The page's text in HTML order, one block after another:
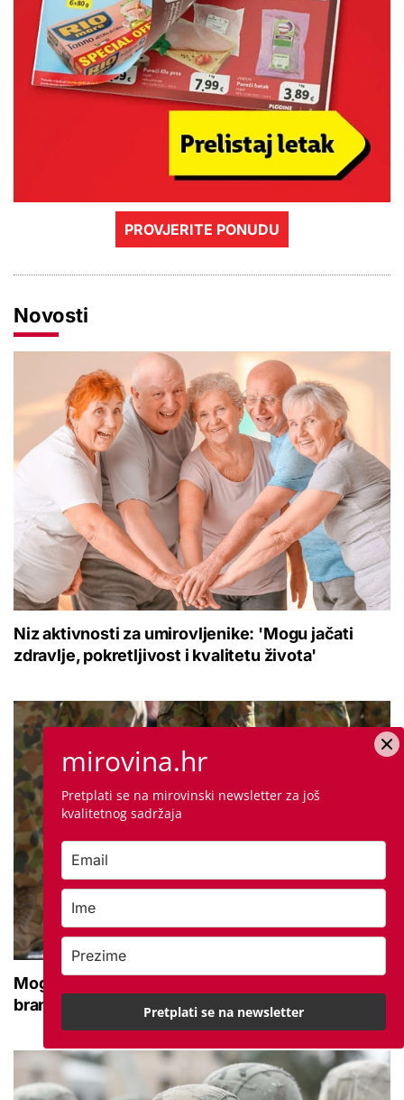
PROVJERITE PONUDU
Novosti
Niz aktivnosti za umirovljenike: 'Mogu jačati
zdravlje, pokretljivost i kvalitetu života'
Moguće povećanje naknade za nezaposlene
branitelje: Znamo koliko ih je na burzi
mirovina.hr
Pretplati se na mirovinski newsletter za još
kvalitetnog sadržaja
Pretplati se na newsletter